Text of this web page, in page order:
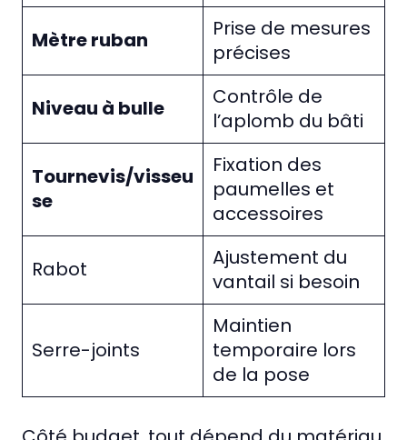
Mètre ruban
Prise de mesures
précises
Niveau à bulle
Contrôle de
l’aplomb du bâti
Tournevis/visseu
se
Fixation des
paumelles et
accessoires
Rabot
Ajustement du
vantail si besoin
Serre-joints
Maintien
temporaire lors
de la pose